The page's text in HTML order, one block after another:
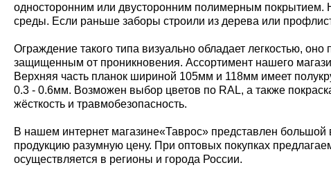
односторонним или двусторонним полимерным покрытием.
среды. Если раньше заборы строили из дерева или
Ограждение такого типа визуально обладает легкостью,
защищенным от проникновения. Ассортимент нашего
Верхняя часть планок шириной 105мм и 118мм имеет
0.3 - 0.6мм. Возможен выбор цветов по RAL, а также
жёсткость и травмобезопасность.
В нашем интернет магазине«Таврос» представлен
продукцию разумную цену. При оптовых покупках
осуществляется в регионы и города России.